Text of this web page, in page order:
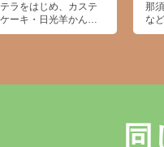
ラをはじめ、カステ
ーキ・日光羊かん・
品を多数取り揃えて
那
な
高